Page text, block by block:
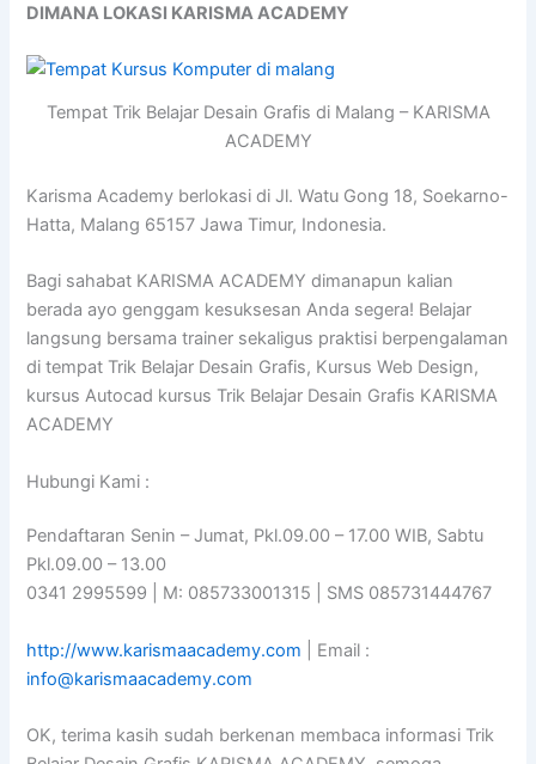
DIMANA LOKASI KARISMA ACADEMY
Tempat Trik Belajar Desain Grafis di Malang – KARISMA
ACADEMY
Karisma Academy berlokasi di Jl. Watu Gong 18, Soekarno-
Hatta, Malang 65157 Jawa Timur, Indonesia.
Bagi sahabat KARISMA ACADEMY dimanapun kalian
berada ayo genggam kesuksesan Anda segera! Belajar
langsung bersama trainer sekaligus praktisi berpengalaman
di tempat Trik Belajar Desain Grafis, Kursus Web Design,
kursus Autocad kursus Trik Belajar Desain Grafis KARISMA
ACADEMY
Hubungi Kami :
Pendaftaran Senin – Jumat, Pkl.09.00 – 17.00 WIB, Sabtu
Pkl.09.00 – 13.00
0341 2995599 | M: 085733001315 | SMS 085731444767
http://www.karismaacademy.com | Email :
info@karismaacademy.com
OK, terima kasih sudah berkenan membaca informasi Trik